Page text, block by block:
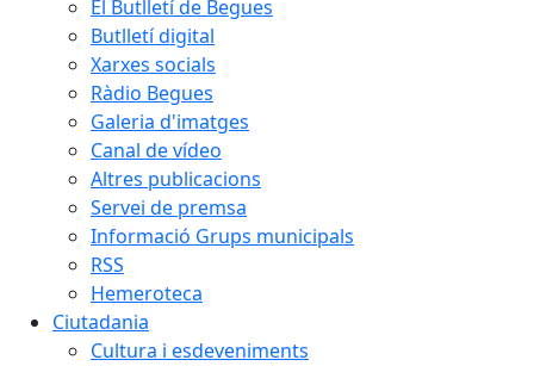
El Butlletí de Begues
Butlletí digital
Xarxes socials
Ràdio Begues
Galeria d'imatges
Canal de vídeo
Altres publicacions
Servei de premsa
Informació Grups municipals
RSS
Hemeroteca
Ciutadania
Cultura i esdeveniments